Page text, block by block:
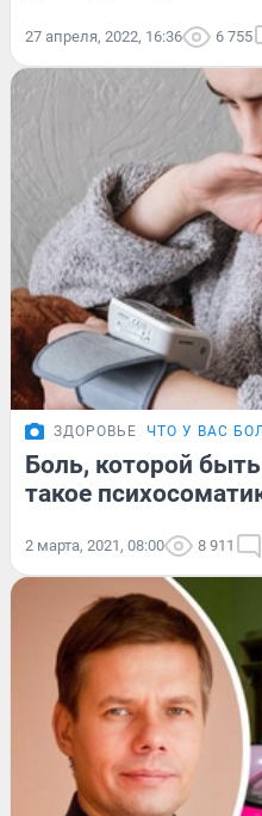
27 апреля, 2022, 16:36 6 755
ЗДОРОВЬЕ ЧТО У ВАС
Боль, которой
такое
2 марта, 2021, 08:00 8 911